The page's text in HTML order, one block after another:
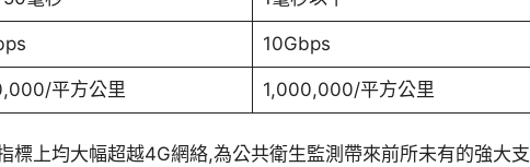
10Gbps
平方公里 1,000,000/平方公里
標上均大幅超越4G網絡,為公共衛生監測帶來前所未有的強大支